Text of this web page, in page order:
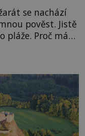
se nachází
pověst. Jistě
pláže. Proč má
ve městě